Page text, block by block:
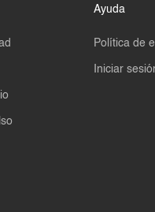
Ayuda
Política de
Iniciar